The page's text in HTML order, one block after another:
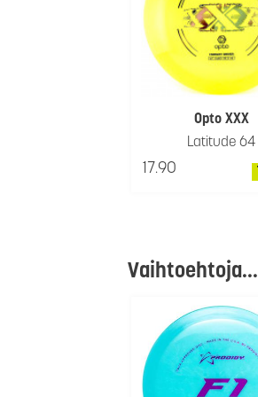
Opto XXX
Latitude 64
17.90
Vaihtoehtoja...